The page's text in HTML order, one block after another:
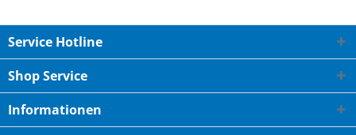
Service Hotline
Shop Service
Informationen